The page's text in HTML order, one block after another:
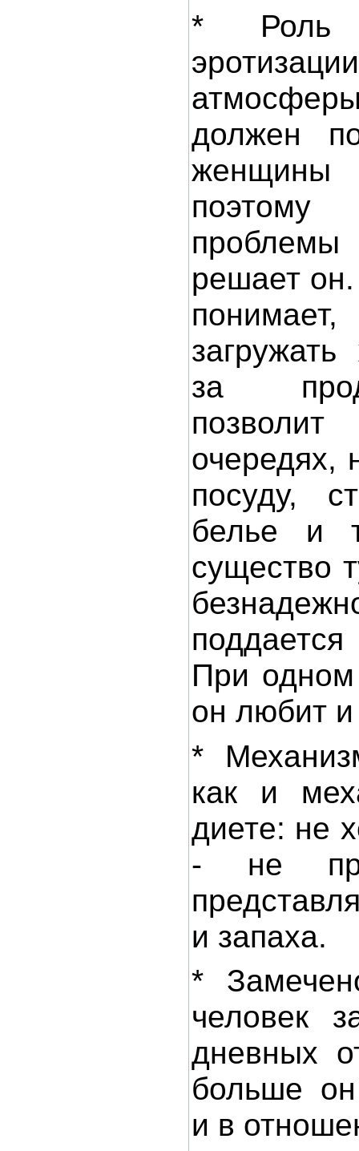
* Роль
должен
решает
за
очередях,
посуду,
белье и
существо
При
он любит и
*
как и
диете: не
- не
и запаха.
*
человек
дневных
больше он
и в